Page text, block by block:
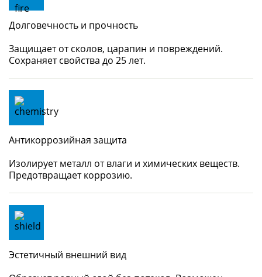
Долговечность и прочность
Защищает от сколов, царапин и повреждений.
Сохраняет свойства до 25 лет.
Антикоррозийная защита
Изолирует металл от влаги и химических веществ.
Предотвращает коррозию.
Эстетичный внешний вид